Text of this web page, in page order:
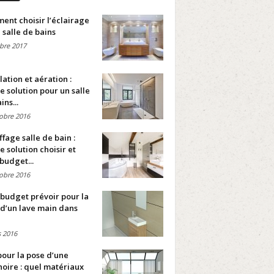
choisir l’éclairage
salle de bains
2017
et aération :
solution pour un salle
2016
salle de bain :
solution choisir et
2016
prévoir pour la
lave main dans
2016
la pose d’une
: quel matériaux